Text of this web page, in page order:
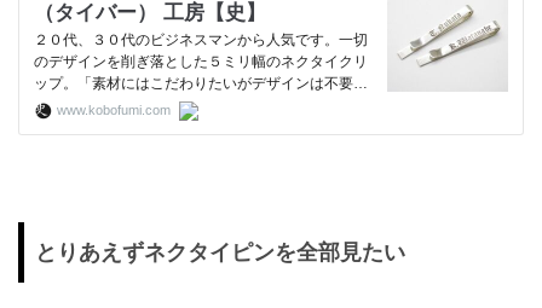
（タイバー） 工房【史】
２０代、３０代のビジネスマンから人気です。一切
のデザインを削ぎ落とした５ミリ幅のネクタイクリ
ップ。「素材にはこだわりたいがデザインは不要」
という機能性重視のアイテムが大好きという仕事人
www.kobofumi.com
とりあえずネクタイピンを全部見たい